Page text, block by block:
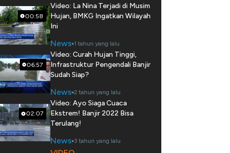
00:58
Video: La Nina Terjadi di Musim
Hujan, BMKG Ingatkan Wilayah
Ini
News 1 tahun yang lalu
06:57
Video: Curah Hujan Tinggi,
Infrastruktur Pengendali Banjir
Sudah Siap?
News 2 tahun yang lalu
02:07
Video: Ayo Siaga Cuaca
Ekstrem! Banjir 2022 Bisa
Terulang!
News 3 tahun yang lalu